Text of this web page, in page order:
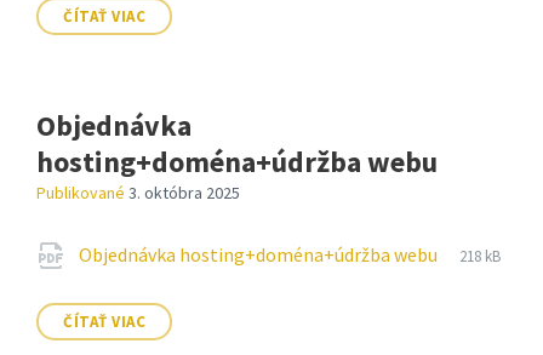
ČÍTAŤ VIAC
Objednávka
hosting+doména+údržba webu
Publikované 3. októbra 2025
PrílohyObjednávka hosting+doména+údržba webu
Prípona
pdf
Veľkosť
218 kB
ČÍTAŤ VIAC